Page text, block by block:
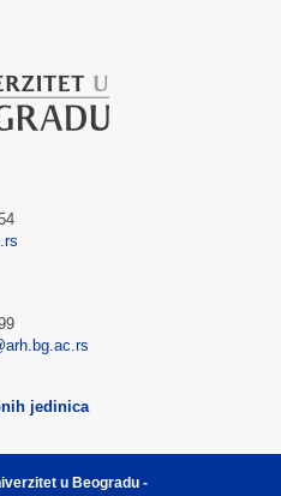
jedinica
u Beogradu -